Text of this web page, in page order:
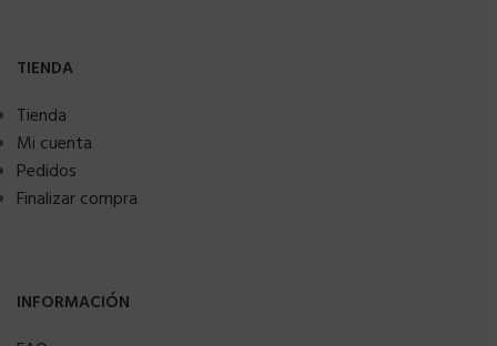
TIENDA
Tienda
Mi cuenta
Pedidos
Finalizar compra
INFORMACIÓN